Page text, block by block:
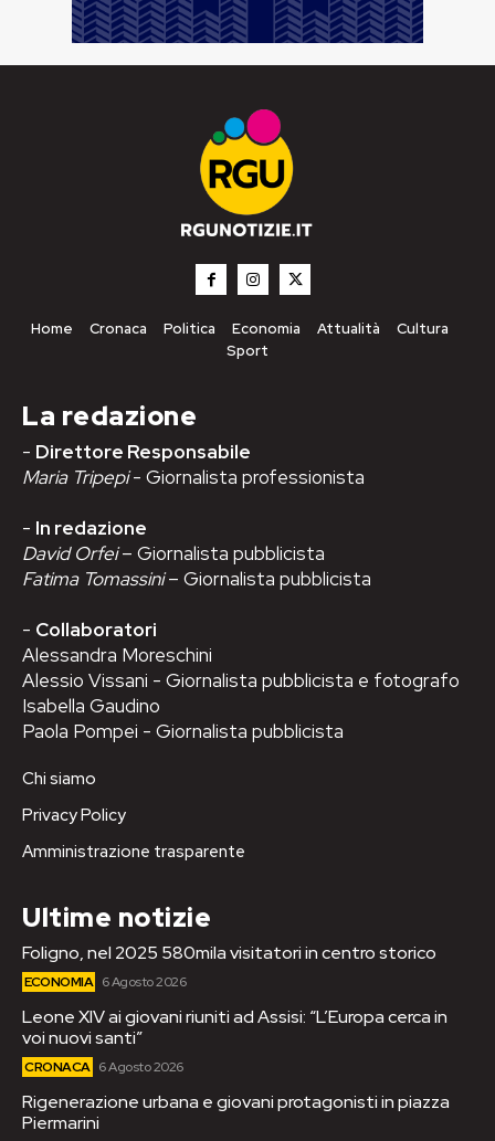
Home Cronaca Politica Economia Attualità
Cultura
Sport
La redazione
- Direttore Responsabile
Maria Tripepi- Giornalista professionista
- In redazione
David Orfei– Giornalista pubblicista
Fatima Tomassini– Giornalista pubblicista
- Collaboratori
Alessandra Moreschini
Alessio Vissani - Giornalista pubblicista e fotografo
Isabella Gaudino
Paola Pompei - Giornalista pubblicista
Chi siamo
Privacy Policy
Amministrazione trasparente
Ultime notizie
Foligno, nel 2025 580mila visitatori in centro storico
ECONOMIA 6 Agosto 2026
Leone XIV ai giovani riuniti ad Assisi: “L’Europa cerca in
voi nuovi santi”
CRONACA 6 Agosto 2026
Rigenerazione urbana e giovani protagonisti in piazza
Piermarini